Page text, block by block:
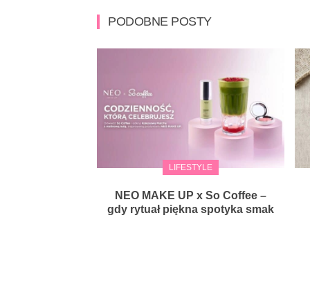
PODOBNE POSTY
LIFESTYLE
NEO MAKE UP x So Coffee –
gdy rytuał piękna spotyka smak